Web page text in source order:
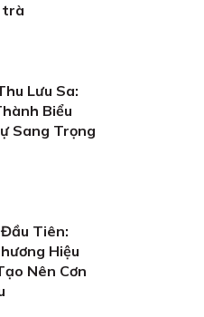
trà
Lưu Sa:
Biểu
Sang Trọng
Tiên:
Hiệu
Nên Cơn